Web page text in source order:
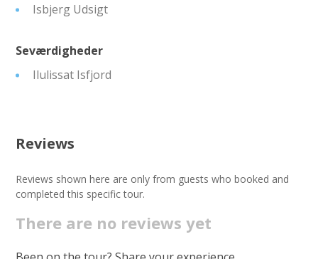
Isbjerg Udsigt
Seværdigheder
Ilulissat Isfjord
Reviews
Reviews shown here are only from guests who booked and
completed this specific tour.
There are no reviews yet